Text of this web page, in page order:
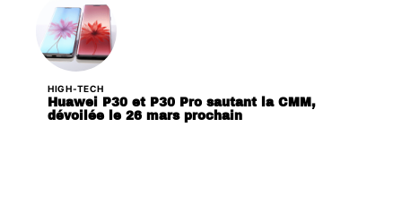
HIGH-TECH
Huawei P30 et P30 Pro sautant la CMM,
dévoilée le 26 mars prochain